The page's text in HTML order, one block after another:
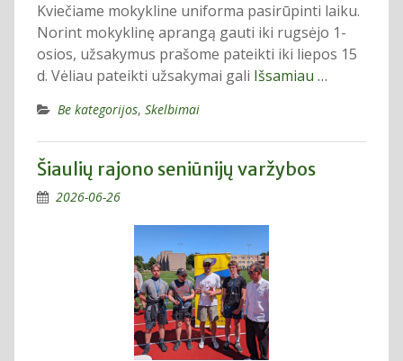
Kviečiame mokykline uniforma pasirūpinti laiku.
Norint mokyklinę aprangą gauti iki rugsėjo 1-
osios, užsakymus prašome pateikti iki liepos 15
d. Vėliau pateikti užsakymai gali Išsamiau …
Be kategorijos, Skelbimai
Šiaulių rajono seniūnijų varžybos
2026-06-26